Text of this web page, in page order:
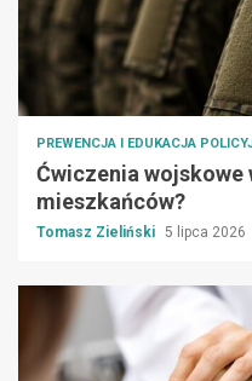
PREWENCJA I EDUKACJA
Ćwiczenia wojskowe
mieszkańców?
Tomasz Zieliński 5 lipca 2026